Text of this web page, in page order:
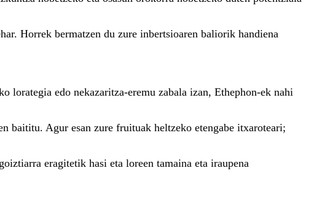
Horrek bermatzen du zure inbertsioaren baliorik handiena
lorategia edo nekazaritza-eremu zabala izan, Ethephon-ek nahi
baititu. Agur esan zure fruituak heltzeko etengabe itxaroteari;
eragitetik hasi eta loreen tamaina eta iraupena